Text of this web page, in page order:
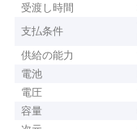
受渡し時間
支払条件
供給の能力
電池
電圧
容量